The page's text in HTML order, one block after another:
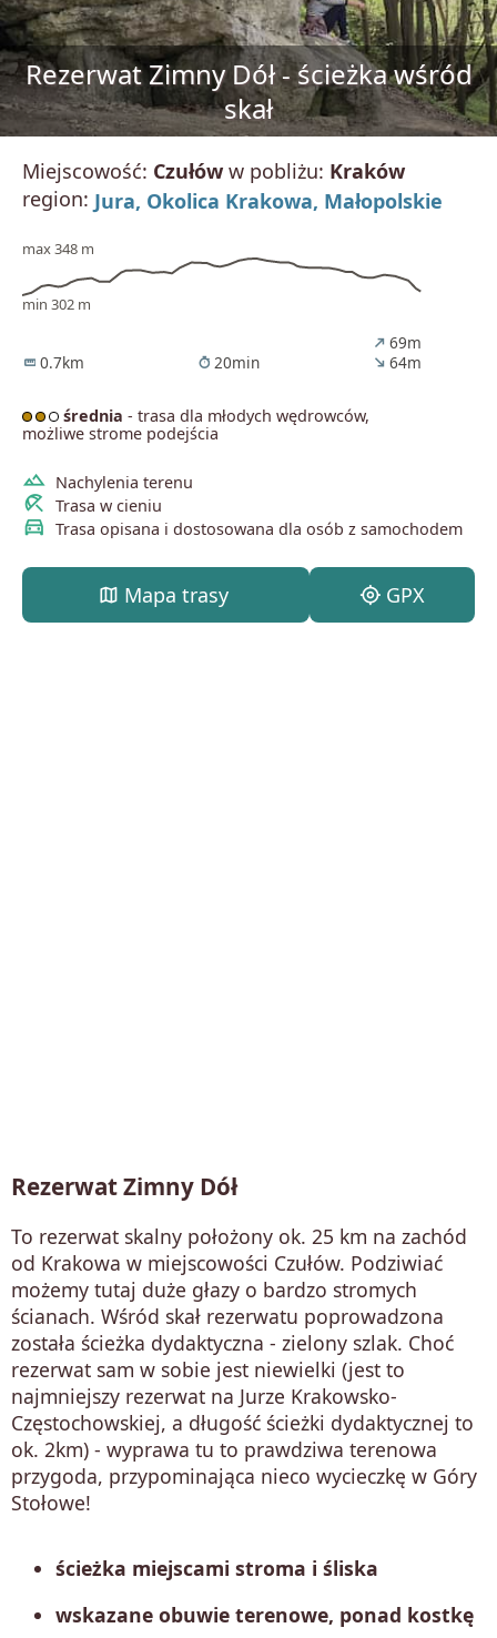
Rezerwat Zimny Dół - ścieżka wśród
skał
Miejscowość: Czułów w pobliżu: Kraków
region: Jura, Okolica Krakowa, Małopolskie
max 348 m
min 302 m
straighten 0.7km timer 20min
north_east69m
south_east64m
średnia - trasa dla młodych wędrowców,
możliwe strome podejścia
terrain Nachylenia terenu
beach_access Trasa w cieniu
directions_car Trasa opisana i dostosowana dla osób z samochodem
map Mapa trasy my_location GPX
Rezerwat Zimny Dół
To rezerwat skalny położony ok. 25 km na zachód
od Krakowa w miejscowości Czułów. Podziwiać
możemy tutaj duże głazy o bardzo stromych
ścianach. Wśród skał rezerwatu poprowadzona
została ścieżka dydaktyczna - zielony szlak. Choć
rezerwat sam w sobie jest niewielki (jest to
najmniejszy rezerwat na Jurze Krakowsko-
Częstochowskiej, a długość ścieżki dydaktycznej to
ok. 2km) - wyprawa tu to prawdziwa terenowa
przygoda, przypominająca nieco wycieczkę w Góry
Stołowe!
ścieżka miejscami stroma i śliska
wskazane obuwie terenowe, ponad kostkę